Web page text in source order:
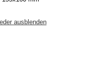
ausblenden